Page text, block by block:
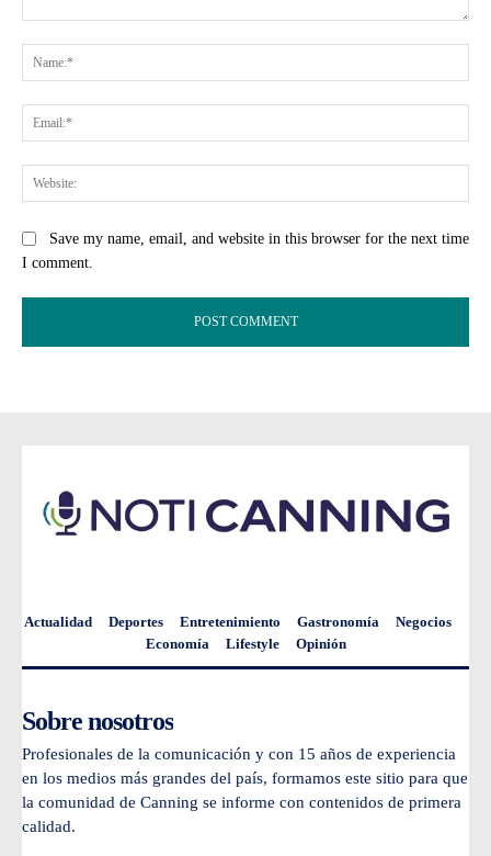
Save my name, email, and website in this browser for the next time
I comment.
Actualidad Deportes Entretenimiento Gastronomía
Negocios
Economía
Lifestyle Opinión
Sobre nosotros
Profesionales de la comunicación y con 15 años de experiencia
en los medios más grandes del país, formamos este sitio para que
la comunidad de Canning se informe con contenidos de primera
calidad.